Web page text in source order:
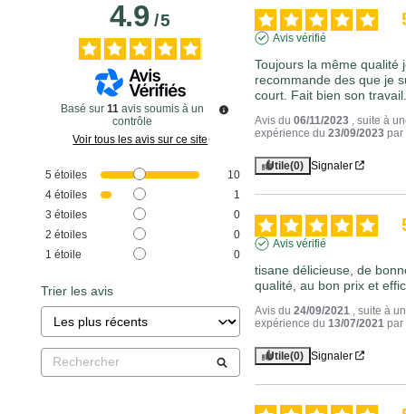
4.9/5
Basé sur 11 avis soumis à un
contrôle
Voir tous les avis sur ce site
5 étoiles
10
4 étoiles
1
3 étoiles
0
2 étoiles
0
1 étoile 0
Trier les avis
Avis vérifié
Toujours la même qualité
recommande des que je
court. Fait bien son
Avis du06/11/2023
, suite à
expérience du23/09/2023 par
Utile(0) Signaler
Avis vérifié
tisane délicieuse, de
qualité, au bon prix et
Avis du24/09/2021
, suite à
expérience du 13/07/2021 par
Utile(0) Signaler